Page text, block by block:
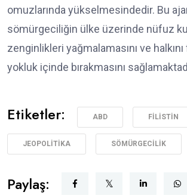
omuzlarında yükselmesindedir. Bu
sömürgeciliğin ülke üzerinde nüfuz
zenginlikleri yağmalamasını ve
yokluk içinde bırakmasını
Etiketler: ABD FILISTIN
JEOPOLITIKA SÖMÜRGECILIK
Paylaş: